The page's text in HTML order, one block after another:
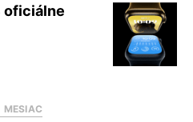
oficiálne
MESIAC